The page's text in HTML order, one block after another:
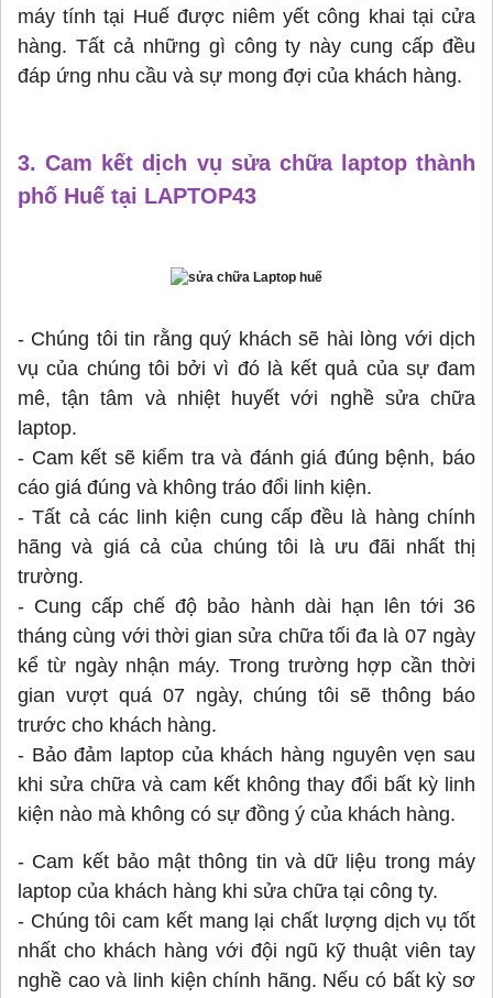
máy tính tại Huế được niêm yết công khai tại cửa
hàng. Tất cả những gì công ty này cung cấp đều
đáp ứng nhu cầu và sự mong đợi của khách hàng.
3. Cam kết dịch vụ sửa chữa laptop thành
phố Huế tại LAPTOP43
- Chúng tôi tin rằng quý khách sẽ hài lòng với dịch
vụ của chúng tôi bởi vì đó là kết quả của sự đam
mê, tận tâm và nhiệt huyết với nghề sửa chữa
laptop.
- Cam kết sẽ kiểm tra và đánh giá đúng bệnh, báo
cáo giá đúng và không tráo đổi linh kiện.
- Tất cả các linh kiện cung cấp đều là hàng chính
hãng và giá cả của chúng tôi là ưu đãi nhất thị
trường.
- Cung cấp chế độ bảo hành dài hạn lên tới 36
tháng cùng với thời gian sửa chữa tối đa là 07 ngày
kể từ ngày nhận máy. Trong trường hợp cần thời
gian vượt quá 07 ngày, chúng tôi sẽ thông báo
trước cho khách hàng.
- Bảo đảm laptop của khách hàng nguyên vẹn sau
khi sửa chữa và cam kết không thay đổi bất kỳ linh
kiện nào mà không có sự đồng ý của khách hàng.
- Cam kết bảo mật thông tin và dữ liệu trong máy
laptop của khách hàng khi sửa chữa tại công ty.
- Chúng tôi cam kết mang lại chất lượng dịch vụ tốt
nhất cho khách hàng với đội ngũ kỹ thuật viên tay
nghề cao và linh kiện chính hãng. Nếu có bất kỳ sơ